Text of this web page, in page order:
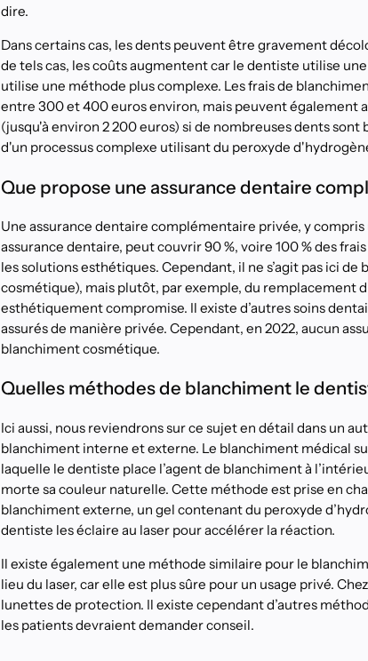
dire.
Dans certains cas, les dents peuvent être gravement
de tels cas, les coûts augmentent car le dentiste utilise
utilise une méthode plus complexe. Les frais de
entre 300 et 400 euros environ, mais peuvent également
(jusqu'à environ 2 200 euros) si de nombreuses dents
d'un processus complexe utilisant du peroxyde
Que propose une assurance dentaire
Une assurance dentaire complémentaire privée, y
assurance dentaire, peut couvrir 90 %, voire 100 % des
les solutions esthétiques. Cependant, il ne s’agit pas ici
cosmétique), mais plutôt, par exemple, du remplacement
esthétiquement compromise. Il existe d’autres soins
assurés de manière privée. Cependant, en 2022, aucun
blanchiment cosmétique.
Quelles méthodes de blanchiment le
Ici aussi, nous reviendrons sur ce sujet en détail dans un
blanchiment interne et externe. Le blanchiment médical
laquelle le dentiste place l’agent de blanchiment à
morte sa couleur naturelle. Cette méthode est prise en
blanchiment externe, un gel contenant du peroxyde
dentiste les éclaire au laser pour accélérer la réaction.
Il existe également une méthode similaire pour le
lieu du laser, car elle est plus sûre pour un usage privé.
lunettes de protection. Il existe cependant d’autres
les patients devraient demander conseil.